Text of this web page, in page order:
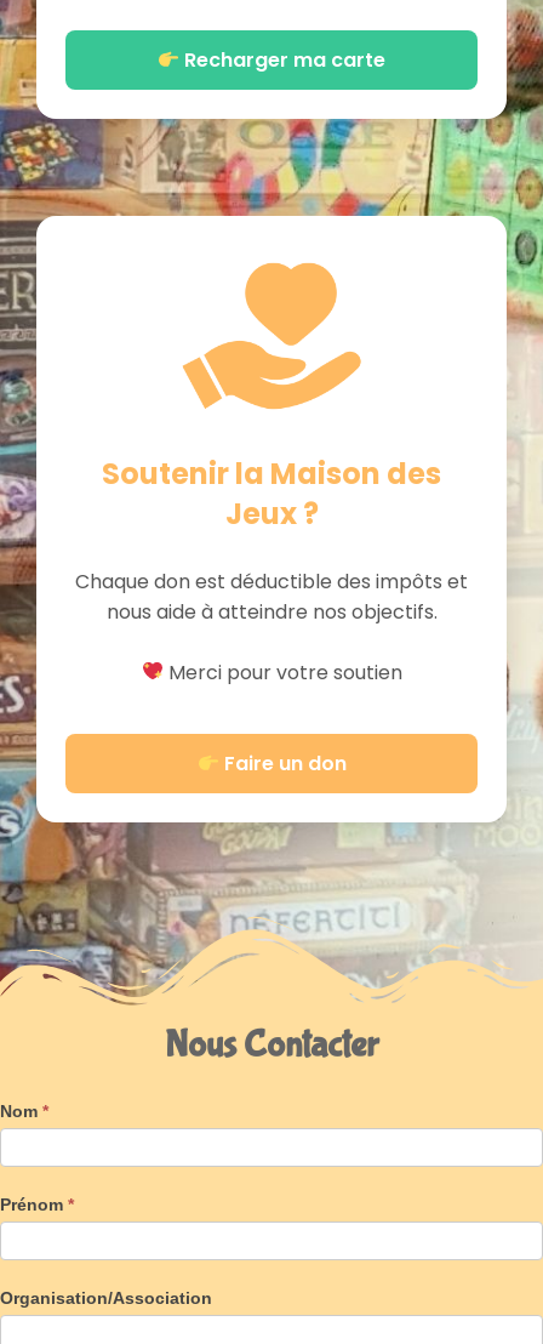
Recharger ma carte
Soutenir la Maison des
Jeux ?
Chaque don est déductible des impôts et
nous aide à atteindre nos objectifs.
Merci pour votre soutien
Faire un don
Nous Contacter
Nom *
Prénom *
Organisation/Association